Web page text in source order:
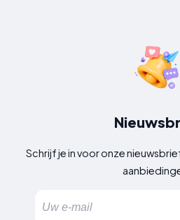
Schrijf je in voor onze